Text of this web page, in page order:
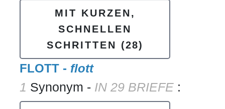
MIT KURZEN,
SCHNELLEN
SCHRITTEN
(28)
FLOTT - flott
1 Synonym - IN 29 BRIEFE :